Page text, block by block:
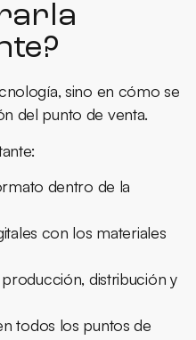
sino en cómo se
del punto de venta.
dentro de la
con los materiales
distribución y
todos los puntos de